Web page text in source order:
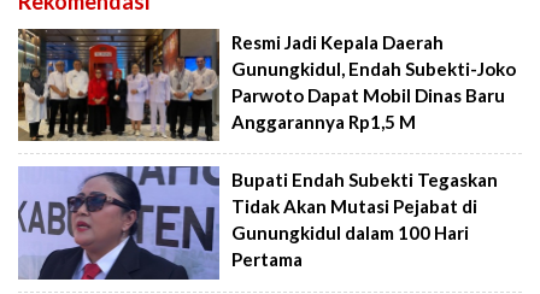
Resmi Jadi Kepala Daerah
Gunungkidul, Endah Subekti-Joko
Parwoto Dapat Mobil Dinas Baru
Anggarannya Rp1,5 M
Bupati Endah Subekti Tegaskan
Tidak Akan Mutasi Pejabat di
Gunungkidul dalam 100 Hari
Pertama